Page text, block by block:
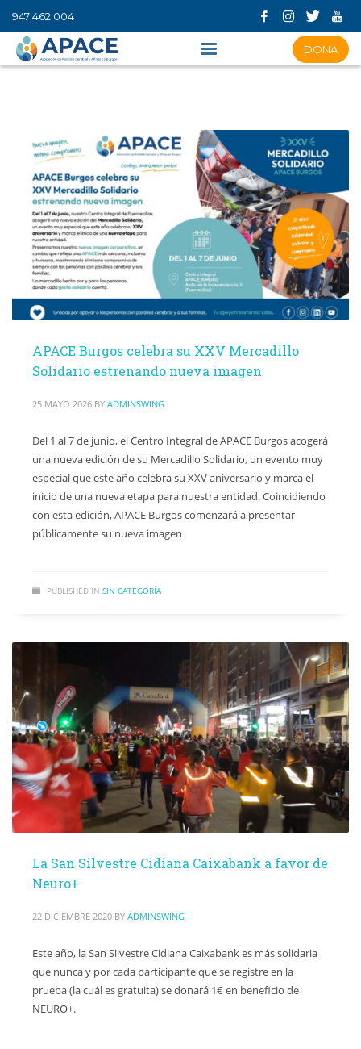
947 462 004
DONA
APACE Burgos celebra su XXV Mercadillo
Solidario estrenando nueva imagen
25 MAYO 2026 BY ADMINSWING
Del 1 al 7 de junio, el Centro Integral de APACE Burgos acogerá
una nueva edición de su Mercadillo Solidario, un evento muy
especial que este año celebra su XXV aniversario y marca el
inicio de una nueva etapa para nuestra entidad. Coincidiendo
con esta edición, APACE Burgos comenzará a presentar
públicamente su nueva imagen
PUBLISHED IN SIN CATEGORÍA
La San Silvestre Cidiana Caixabank a favor de
Neuro+
22 DICIEMBRE 2020 BY ADMINSWING
Este año, la San Silvestre Cidiana Caixabank es más solidaria
que nunca y por cada participante que se registre en la
prueba (la cuál es gratuita) se donará 1€ en beneficio de
NEURO+.